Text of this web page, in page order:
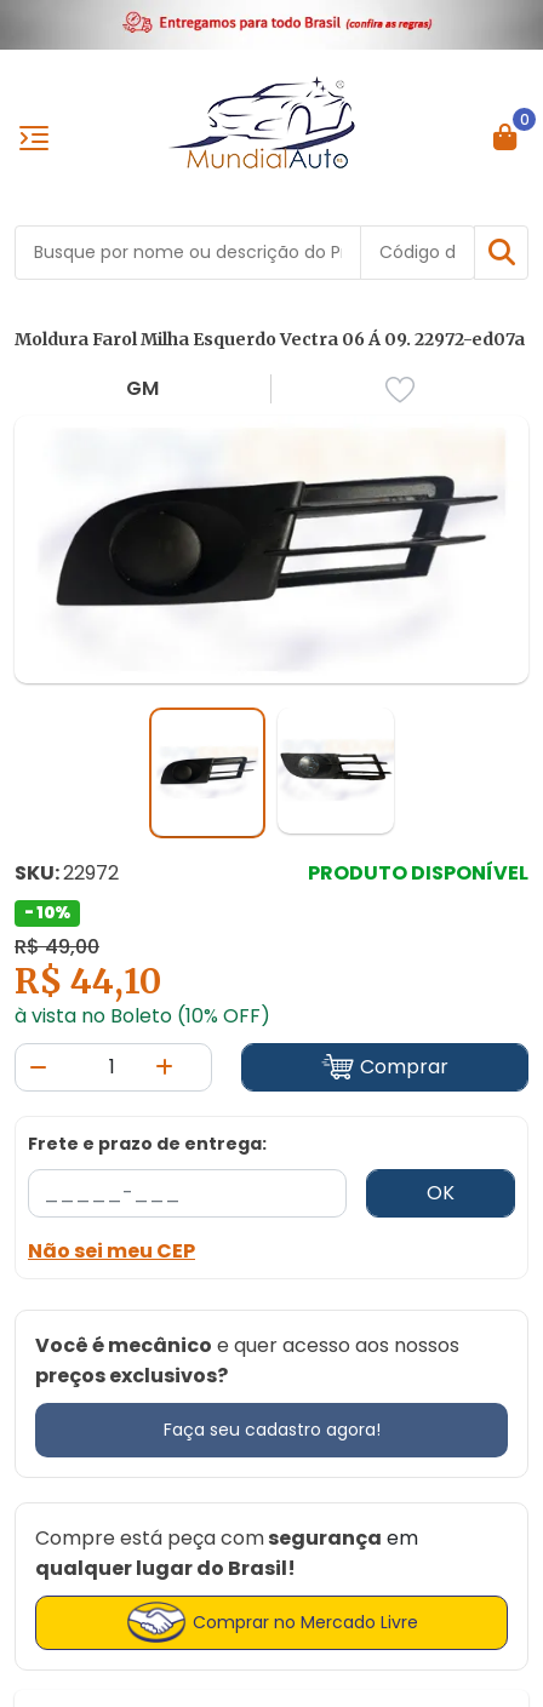
0
Moldura Farol Milha Esquerdo Vectra 06 Á 09. 22972-ed07a
GM
SKU:22972 PRODUTO DISPONÍVEL
- 10%
R$ 49,00
R$ 44,10
à vista no Boleto (10% OFF)
Comprar
Frete e prazo de entrega:
OK
Não sei meu CEP
Você é mecânico e quer acesso aos nossos
preços exclusivos?
Faça seu cadastro agora!
Compre está peça comsegurança em
qualquer lugar do Brasil!
Comprar no Mercado Livre